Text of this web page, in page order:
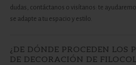
dudas, contáctanos o visítanos: te
se adapte a tu espacio y estilo.
¿DE DÓNDE PROCEDEN LOS
DE DECORACIÓN DE